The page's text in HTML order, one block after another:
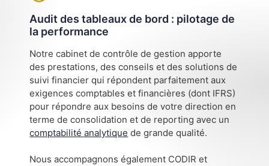
Audit des tableaux de bord : pilotage de
la performance
Notre cabinet de contrôle de gestion apporte
des prestations, des conseils et des solutions de
suivi financier qui répondent parfaitement aux
exigences comptables et financières (dont IFRS)
pour répondre aux besoins de votre direction en
terme de consolidation et de reporting avec un
comptabilité analytique de grande qualité.
Nous accompagnons également CODIR et